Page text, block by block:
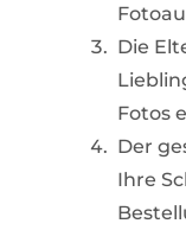
Die
Fotos
Der
Ihre